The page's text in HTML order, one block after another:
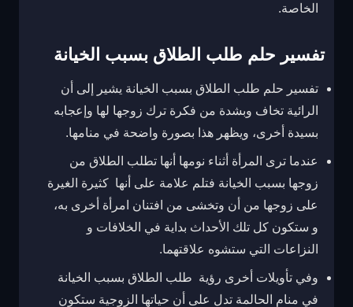
الخاصة.
تفسير حلم طلب الطلاق بسبب الخيانة
تفسير حلم طلب الطلاق بسبب الخيانة يشير إلى أن
الرائية تخاف وبشدة من فكرة ترك زوجها لها وإعجابه
بسيدة أخرى، ويظهر هذا بصورة واضحة في منامها.
عندما ترى المرأة أثناء نومها أنها تطلب الطلاق من
زوجها بسبب الخيانة فتلم علامة على أنها كثيرة الغيرة
على زوجها من أن وتخشى من افتنان امرأة أخرى به،
و ستكون كل تلك الأحداث بداية في الخلافات و
النزاعات التي ستشوه علاقتهما.
وفي تأويلات أخرى رؤية طلب الطلاق بسبب الخيانة
في منام الحالمة تدل على أن حياتها الزوجية ستكون